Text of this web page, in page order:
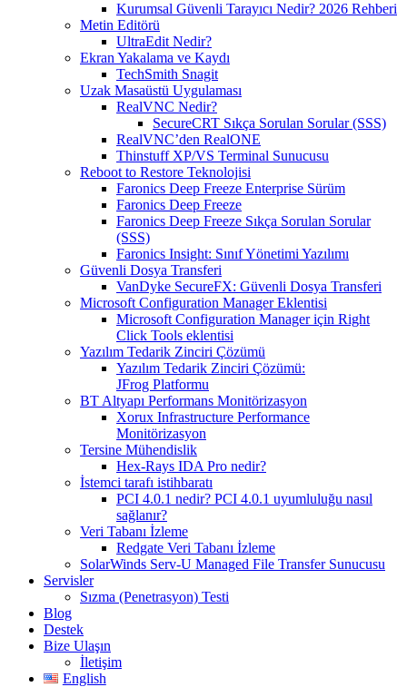
Kurumsal Güvenli Tarayıcı Nedir? 2026 Rehberi
Metin Editörü
UltraEdit Nedir?
Ekran Yakalama ve Kaydı
TechSmith Snagit
Uzak Masaüstü Uygulaması
RealVNC Nedir?
SecureCRT Sıkça Sorulan Sorular (SSS)
RealVNC’den RealONE
Thinstuff XP/VS Terminal Sunucusu
Reboot to Restore Teknolojisi
Faronics Deep Freeze Enterprise Sürüm
Faronics Deep Freeze
Faronics Deep Freeze Sıkça Sorulan Sorular
(SSS)
Faronics Insight: Sınıf Yönetimi Yazılımı
Güvenli Dosya Transferi
VanDyke SecureFX: Güvenli Dosya Transferi
Microsoft Configuration Manager Eklentisi
Microsoft Configuration Manager için Right
Click Tools eklentisi
Yazılım Tedarik Zinciri Çözümü
Yazılım Tedarik Zinciri Çözümü:
JFrog Platformu
BT Altyapı Performans Monitörizasyon
Xorux Infrastructure Performance
Monitörizasyon
Tersine Mühendislik
Hex-Rays IDA Pro nedir?
İstemci tarafı istihbaratı
PCI 4.0.1 nedir? PCI 4.0.1 uyumluluğu nasıl
sağlanır?
Veri Tabanı İzleme
Redgate Veri Tabanı İzleme
SolarWinds Serv-U Managed File Transfer Sunucusu
Servisler
Sızma (Penetrasyon) Testi
Blog
Destek
Bize Ulaşın
İletişim
English